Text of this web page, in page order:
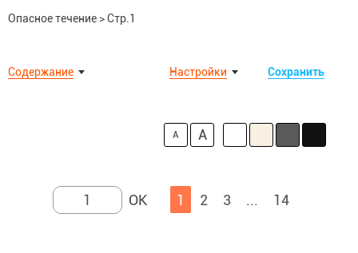
Опасное течение >Стр.1
Содержание Сохранить
Настройки
A A
1 2 3 ... 14